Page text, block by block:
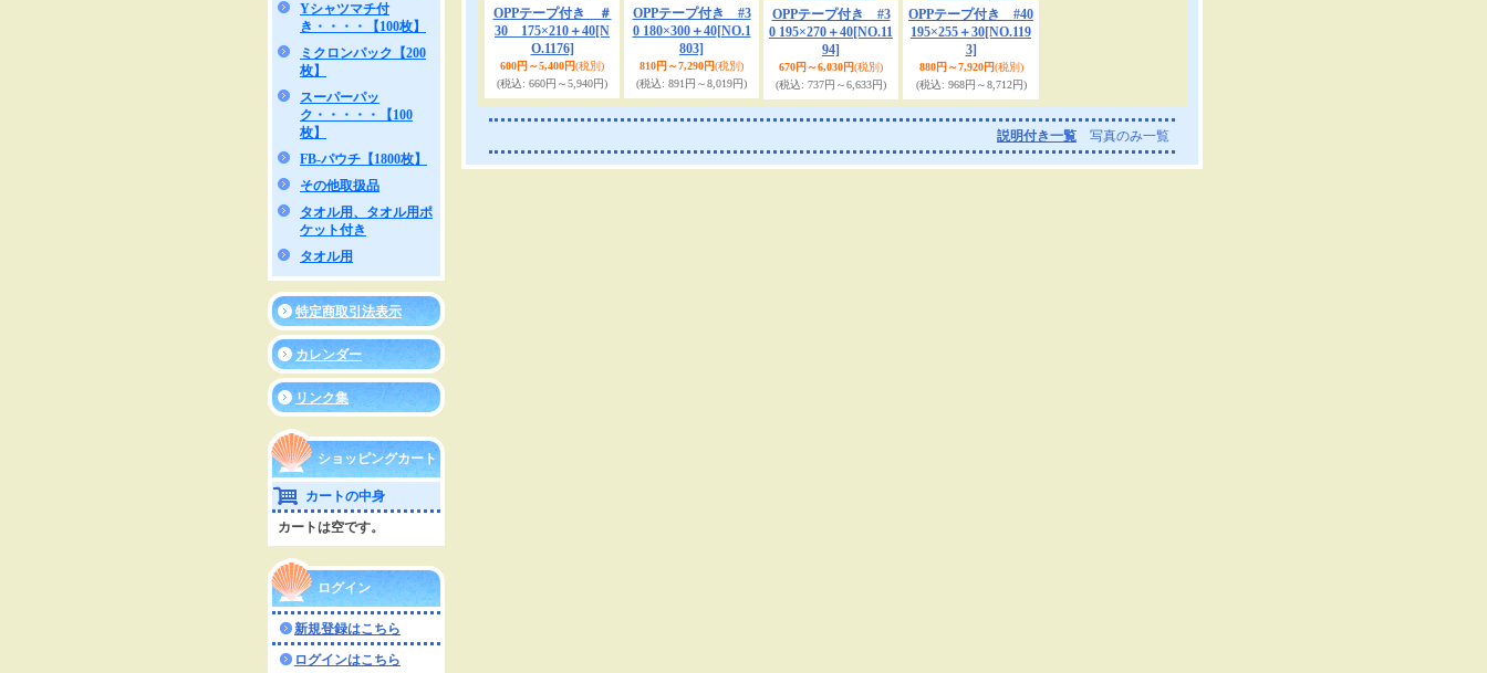
Yシャツマチ付
き・・・・【100枚】
ミクロンパック【200
枚】
スーパーパッ
ク・・・・・【100
枚】
FB-パウチ【1800枚】
その他取扱品
タオル用、タオル用ポ
ケット付き
タオル用
特定商取引法表示
カレンダー
リンク集
ショッピングカート
カートの中身
カートは空です。
ログイン
新規登録はこちら
ログインはこちら
OPPテープ付き ＃
30 175×210＋40[N
O.1176]
600円～5,400円(税別)
(税込: 660円～5,940円)
OPPテープ付き #3
0 180×300＋40[NO.1
803]
810円～7,290円(税別)
(税込: 891円～8,019円)
OPPテープ付き #3
0 195×270＋40[NO.11
94]
670円～6,030円(税別)
(税込: 737円～6,633円)
OPPテープ付き #40
195×255＋30[NO.119
3]
880円～7,920円(税別)
(税込: 968円～8,712円)
説明付き一覧 写真のみ一覧